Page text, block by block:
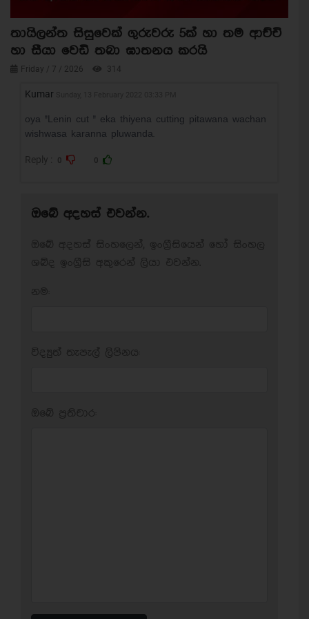
තායිලන්ත සිසුවෙක් ගුරුවරු 5ක් හා තම ආච්චි
හා සීයා වෙඩි තබා ඝාතනය කරයි
Friday / 7 / 2026 314
Kumar
oya "Lenin cut " eka thiyena cutting pitawana wachan
wishwasa karanna pluwanda.
Reply : 0 0
ඔබේ අදහස් එවන්න.